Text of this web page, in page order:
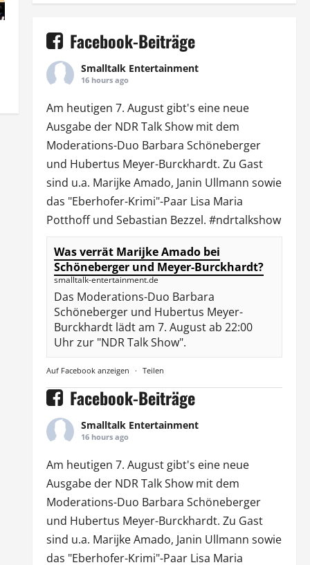
Facebook-Beiträge
Smalltalk Entertainment
16 hours ago
Am heutigen 7. August gibt's eine neue
Ausgabe der NDR Talk Showmit dem
Moderations-Duo Barbara Schöneberger
und Hubertus Meyer-Burckhardt. Zu Gast
sind u.a. Marijke Amado, Janin Ullmann sowie
das "Eberhofer-Krimi"-Paar Lisa Maria
Potthoff und Sebastian Bezzel. #ndrtalkshow
Was verrät Marijke Amado bei
Schöneberger und Meyer-Burckhardt?
smalltalk-entertainment.de
Das Moderations-Duo Barbara
Schöneberger und Hubertus Meyer-
Burckhardt lädt am 7. August ab 22:00
Uhr zur "NDR Talk Show".
Auf Facebook anzeigen · Teilen
Facebook-Beiträge
Smalltalk Entertainment
16 hours ago
Am heutigen 7. August gibt's eine neue
Ausgabe der NDR Talk Showmit dem
Moderations-Duo Barbara Schöneberger
und Hubertus Meyer-Burckhardt. Zu Gast
sind u.a. Marijke Amado, Janin Ullmann sowie
das "Eberhofer-Krimi"-Paar Lisa Maria